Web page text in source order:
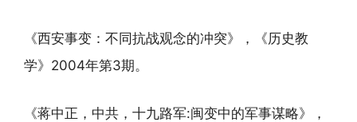
《西安事变：不同抗战观念的冲突》，《历史教
学》2004年第3期。
《蒋中正，中共，十九路军:闽变中的军事谋略》，